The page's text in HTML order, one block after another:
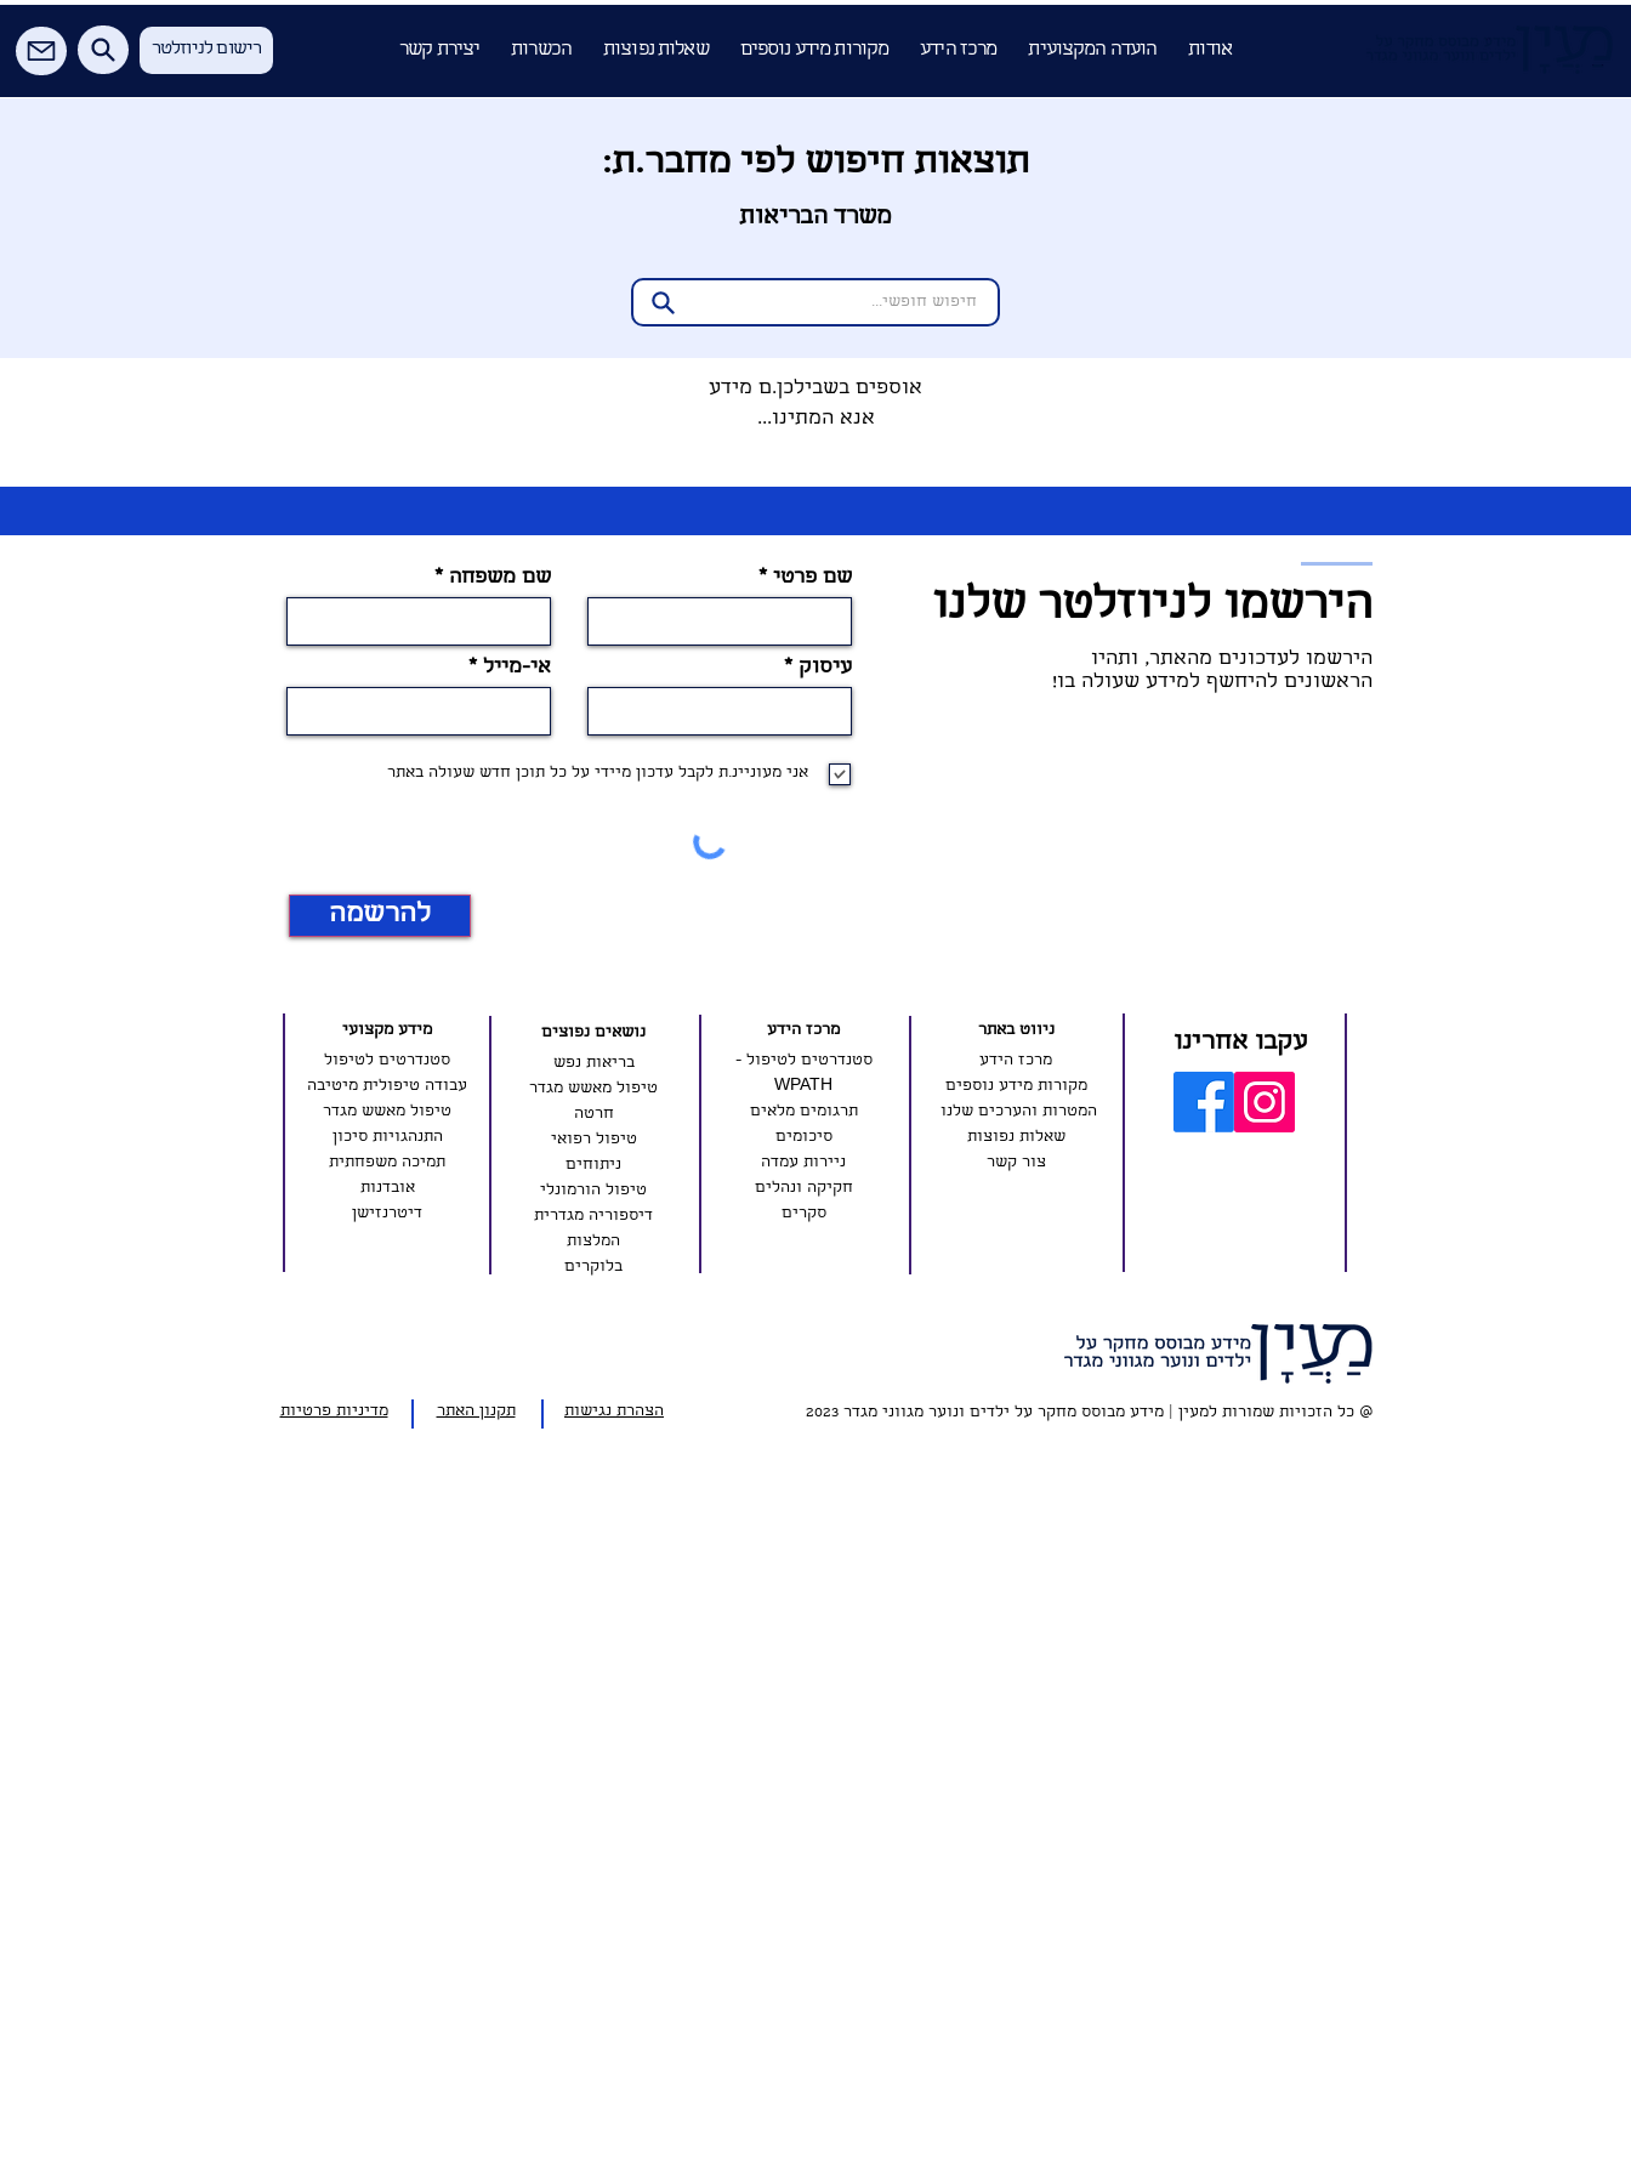
רישום לניוזלטר אודות הועדה המקצועית מרכז הידע מקורות מידע נוספים שאלות נפוצות הכשרות יצירת קשר
תוצאות חיפוש לפי מחבר.ת:
משרד הבריאות
אוספים בשבילכן.ם מידע
אנא המתינו...
שם משפחה
אי-מייל
שם פרטי
עיסוק
אני מעוניינ.ת לקבל עדכון מיידי על כל תוכן חדש שעולה באתר
להרשמה
הירשמו לניוזלטר שלנו
הירשמו לעדכונים מהאתר, ותהיו
הראשונים להיחשף למידע שעולה בו!
מידע מקצועי
סטנדרטים לטיפול
עבודה טיפולית מיטיבה
טיפול מאשש מגדר
התנהגויות סיכון
תמיכה משפחתית
אובדנות
דיטרנזישן
נושאים נפוצים
בריאות נפש
טיפול מאשש מגדר
חרטה
טיפול רפואי
ניתוחים
טיפול הורמונלי
דיספוריה מגדרית
המלצות
בלוקרים
מרכז הידע
סטנדרטים לטיפול -
WPATH
תרגומים מלאים
סיכומים
ניירות עמדה
חקיקה ונהלים
סקרים
ניווט באתר
מרכז הידע
מקורות מידע נוספים
המטרות והערכים שלנו
שאלות נפוצות
צור קשר
עקבו אחרינו
מדיניות פרטיות תקנון האתר הצהרת נגישות @ כל הזכויות שמורות למעין | מידע מבוסס מחקר על ילדים ונוער מגווני מגדר 2023